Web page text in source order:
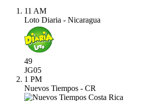
11 AM
Loto Diaria - Nicaragua
49
JG05
1 PM
Nuevos Tiempos - CR